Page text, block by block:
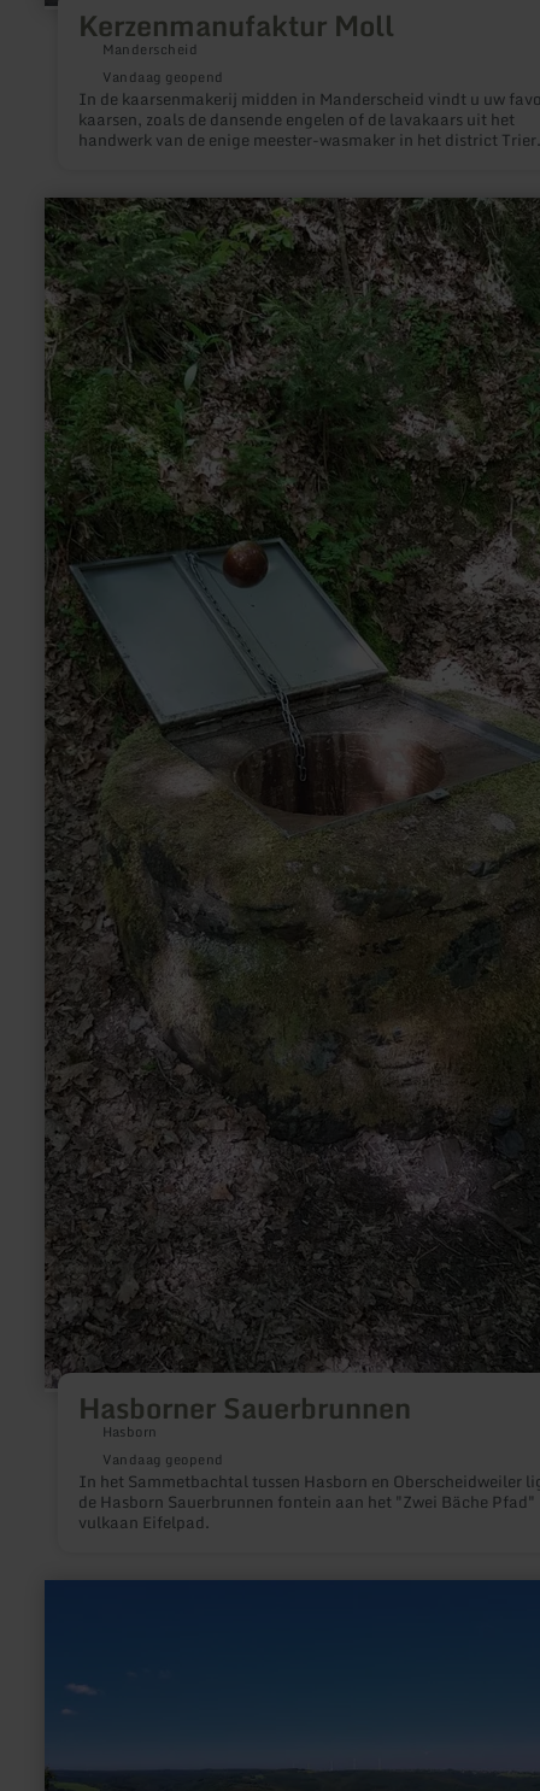
Kerzenmanufaktur Moll
Manderscheid
Vandaag geopend
In de kaarsenmakerij midden in Manderscheid vindt u uw
kaarsen, zoals de dansende engelen of de lavakaars uit het
handwerk van de enige meester-wasmaker in het district Trier.
Hasborner Sauerbrunnen
Hasborn
Vandaag geopend
In het Sammetbachtal tussen Hasborn en Oberscheidweiler
de Hasborn Sauerbrunnen fontein aan het "Zwei Bäche Pfad"
vulkaan Eifelpad.
meer
informatie
over:
Hasborner
Sauerbrunnen
"Hirschley"